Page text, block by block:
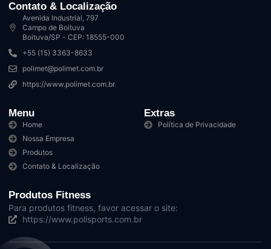
Contato & Localização
Avenida Industrial, 797
Campo de Boituva
Boituva/SP - CEP: 18555-000
+55 (15) 3363-8633
polimet@polimet.com.br
https://www.polimet.com.br
Menu
Home
Nossa Empresa
Produtos
Contato & Localização
Extras
Política de Privacidade
Produtos Fitness
Para produtos fitness, favor acessar o site:
https://www.polisports.com.br